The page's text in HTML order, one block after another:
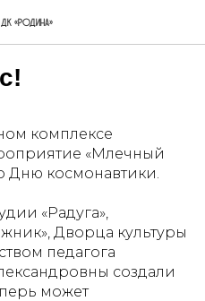
«Родина»
комплексе
«Млечный
Дню космонавтики.
«Радуга»,
Дворца культуры
педагога
создали
может